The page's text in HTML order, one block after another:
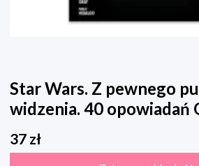
Star Wars. Z pewnego
widzenia. 40 opowiadań
37 zł